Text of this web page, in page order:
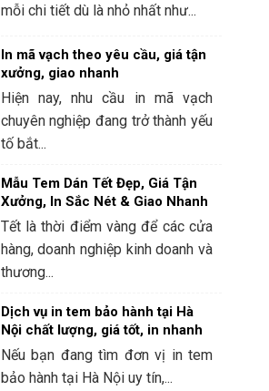
mỗi chi tiết dù là nhỏ nhất như...
In mã vạch theo yêu cầu, giá tận
xưởng, giao nhanh
Hiện nay, nhu cầu in mã vạch
chuyên nghiệp đang trở thành yếu
tố bắt...
Mẫu Tem Dán Tết Đẹp, Giá Tận
Xưởng, In Sắc Nét & Giao Nhanh
Tết là thời điểm vàng để các cửa
hàng, doanh nghiệp kinh doanh và
thương...
Dịch vụ in tem bảo hành tại Hà
Nội chất lượng, giá tốt, in nhanh
Nếu bạn đang tìm đơn vị in tem
bảo hành tại Hà Nội uy tín,...